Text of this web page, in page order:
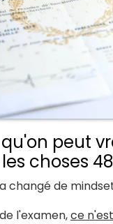
peut
choses
changé de
l'examen,ce